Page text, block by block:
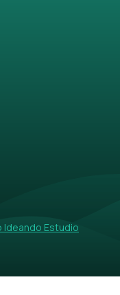
Ideando Estudio